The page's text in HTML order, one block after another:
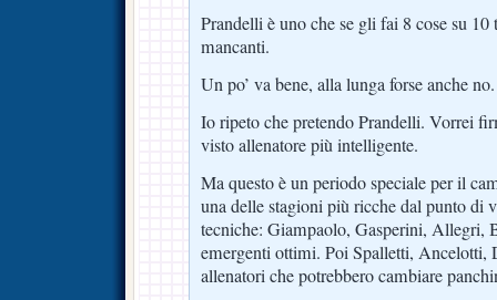
Prandelli è uno che se gli fai 8 cose su
mancanti.
Un po’ va bene, alla lunga forse anche no.
Io ripeto che pretendo Prandelli. Vorrei
visto allenatore più intelligente.
Ma questo è un periodo speciale per il
una delle stagioni più ricche dal punto di
tecniche: Giampaolo, Gasperini,
emergenti ottimi. Poi Spalletti,
allenatori che potrebbero cambiare